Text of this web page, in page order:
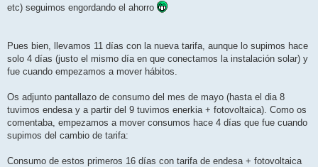
etc) seguimos engordando el ahorro
Pues bien, llevamos 11 días con la nueva tarifa, aunque lo supimos hace
solo 4 días (justo el mismo día en que conectamos la instalación solar) y
fue cuando empezamos a mover hábitos.
Os adjunto pantallazo de consumo del mes de mayo (hasta el dia 8
tuvimos endesa y a partir del 9 tuvimos enerkia + fotovoltaica). Como os
comentaba, empezamos a mover consumos hace 4 días que fue cuando
supimos del cambio de tarifa:
Consumo de estos primeros 16 días con tarifa de endesa + fotovoltaica